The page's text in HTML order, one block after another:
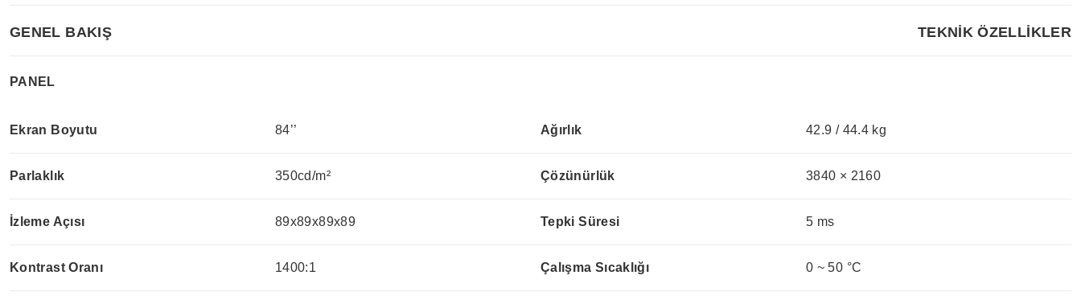
GENEL BAKIŞ TEKNİK ÖZELLİKLER
PANEL
Ekran Boyutu 84’’ Ağırlık 42.9 / 44.4 kg
Parlaklık 350cd/m² Çözünürlük 3840 × 2160
İzleme Açısı 89x89x89x89 Tepki Süresi 5 ms
Kontrast Oranı 1400:1 Çalışma Sıcaklığı 0 ~ 50 °C